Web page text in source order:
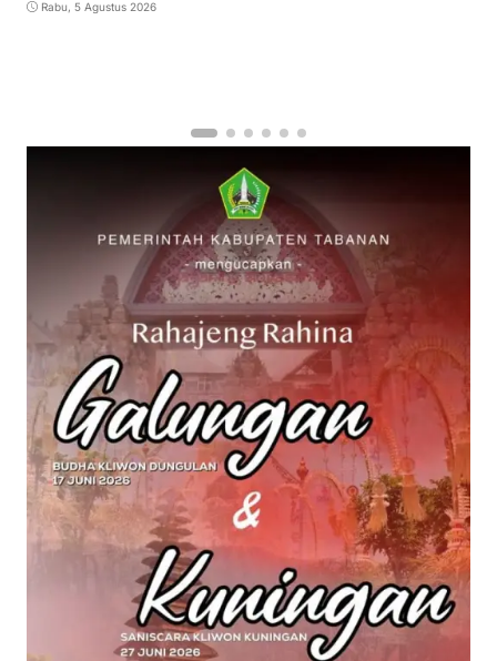
Rabu, 5 Agustus 2026